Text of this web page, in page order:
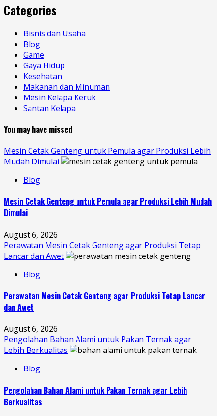
Categories
Bisnis dan Usaha
Blog
Game
Gaya Hidup
Kesehatan
Makanan dan Minuman
Mesin Kelapa Keruk
Santan Kelapa
You may have missed
Mesin Cetak Genteng untuk Pemula agar Produksi Lebih
Mudah Dimulai
Blog
Mesin Cetak Genteng untuk Pemula agar Produksi Lebih Mudah
Dimulai
August 6, 2026
Perawatan Mesin Cetak Genteng agar Produksi Tetap
Lancar dan Awet
Blog
Perawatan Mesin Cetak Genteng agar Produksi Tetap Lancar
dan Awet
August 6, 2026
Pengolahan Bahan Alami untuk Pakan Ternak agar
Lebih Berkualitas
Blog
Pengolahan Bahan Alami untuk Pakan Ternak agar Lebih
Berkualitas